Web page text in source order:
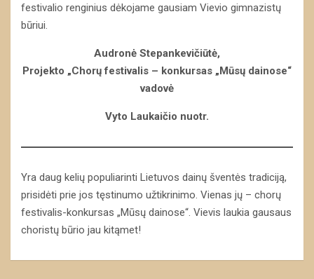
festivalio renginius dėkojame gausiam Vievio gimnazistų
būriui.
Audronė Stepankevičiūtė,
Projekto „Chorų festivalis – konkursas „Mūsų dainose“
vadovė
Vyto Laukaičio nuotr.
Yra daug kelių populiarinti Lietuvos dainų šventės tradiciją,
prisidėti prie jos tęstinumo užtikrinimo. Vienas jų – chorų
festivalis-konkursas „Mūsų dainose“. Vievis laukia gausaus
choristų būrio jau kitąmet!